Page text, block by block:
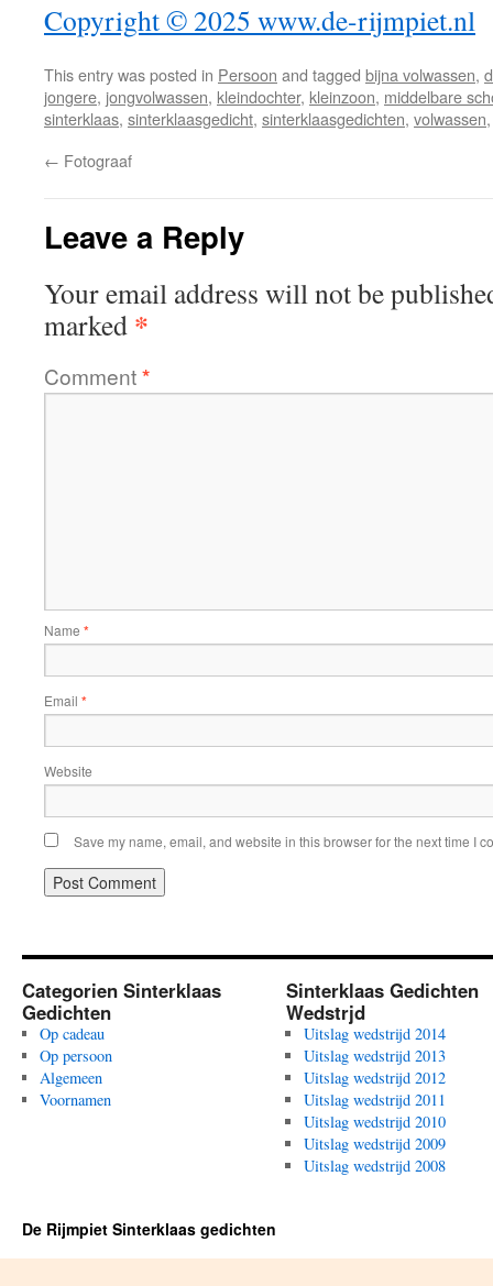
Copyright © 2025 www.de-rijmpiet.nl
This entry was posted in Persoon and tagged bijna volwassen,
jongere, jongvolwassen, kleindochter, kleinzoon, middelbare
sinterklaas, sinterklaasgedicht, sinterklaasgedichten, volwassen
← Fotograaf
Leave a Reply
Your email address will not be
marked *
Comment*
Name *
Email *
Website
Save my name, email, and website in this browser for the next time I
Categorien Sinterklaas
Gedichten
Op cadeau
Op persoon
Algemeen
Voornamen
Sinterklaas Gedichten
Wedstrjd
Uitslag wedstrijd 2014
Uitslag wedstrijd 2013
Uitslag wedstrijd 2012
Uitslag wedstrijd 2011
Uitslag wedstrijd 2010
Uitslag wedstrijd 2009
Uitslag wedstrijd 2008
De Rijmpiet Sinterklaas gedichten